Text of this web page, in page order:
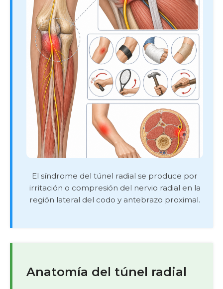
El síndrome del túnel radial se produce por
irritación o compresión del nervio radial en la
región lateral del codo y antebrazo proximal.
Anatomía del túnel radial